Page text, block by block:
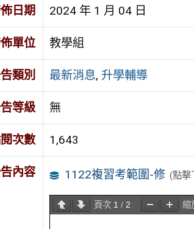
日期 2024 年 1 月 04 日
單位 教學組
類別 最新消息, 升學輔導
等級 無
次數 1,643
內容 1122複習考範圍-修 (點擊
頁次 1 / 2 縮